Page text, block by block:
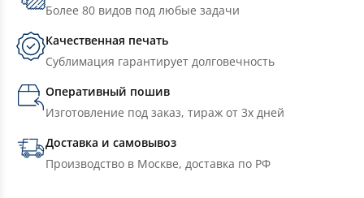
Более 80 видов под любые задачи
Качественная печать
Сублимация гарантирует долговечность
Оперативный пошив
Изготовление под заказ, тираж от 3х дней
Доставка и самовывоз
Производство в Москве, доставка по РФ